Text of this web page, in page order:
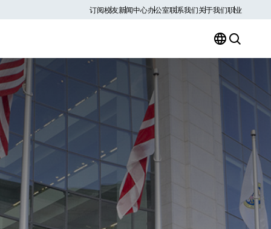
订阅校友新闻中心办公室联系我们关于我们职业